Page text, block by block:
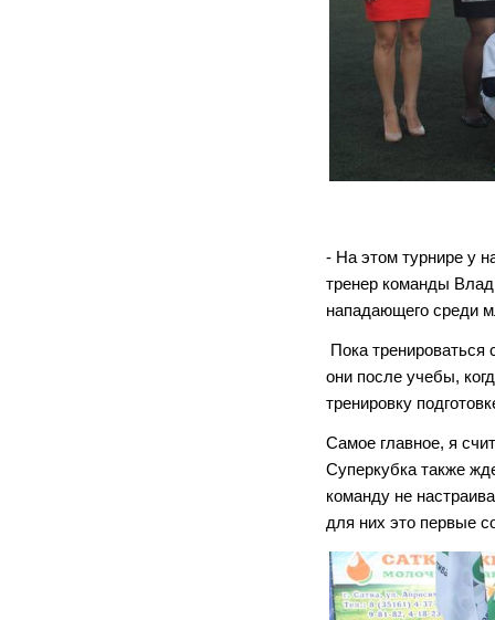
- На этом турнире у
тренер команды
нападающего среди
Пока
они после учебы,
тренировку
Самое главное, я
Суперкубка также
команду не
для них это первые